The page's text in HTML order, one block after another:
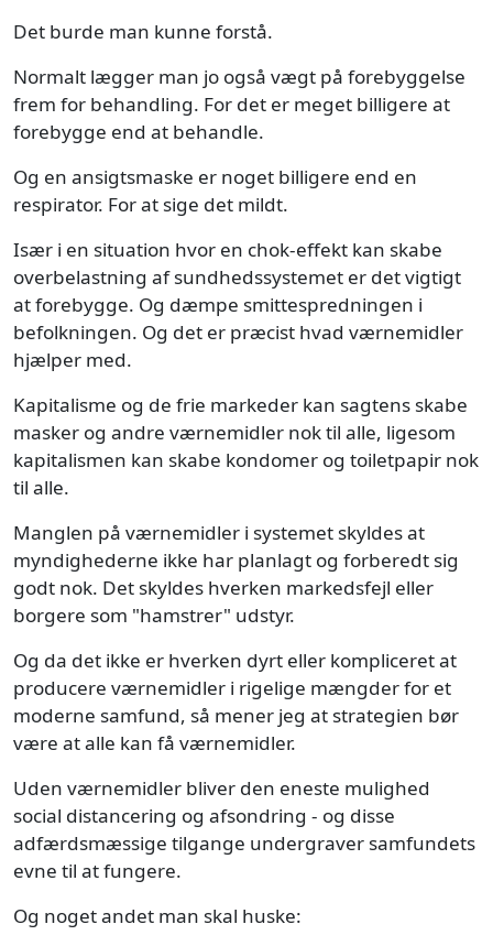
Det burde man kunne forstå.
Normalt lægger man jo også vægt på forebyggelse
frem for behandling. For det er meget billigere at
forebygge end at behandle.
Og en ansigtsmaske er noget billigere end en
respirator. For at sige det mildt.
Især i en situation hvor en chok-effekt kan skabe
overbelastning af sundhedssystemet er det vigtigt
at forebygge. Og dæmpe smittespredningen i
befolkningen. Og det er præcist hvad værnemidler
hjælper med.
Kapitalisme og de frie markeder kan sagtens skabe
masker og andre værnemidler nok til alle, ligesom
kapitalismen kan skabe kondomer og toiletpapir nok
til alle.
Manglen på værnemidler i systemet skyldes at
myndighederne ikke har planlagt og forberedt sig
godt nok. Det skyldes hverken markedsfejl eller
borgere som "hamstrer" udstyr.
Og da det ikke er hverken dyrt eller kompliceret at
producere værnemidler i rigelige mængder for et
moderne samfund, så mener jeg at strategien bør
være at alle kan få værnemidler.
Uden værnemidler bliver den eneste mulighed
social distancering og afsondring - og disse
adfærdsmæssige tilgange undergraver samfundets
evne til at fungere.
Og noget andet man skal huske: